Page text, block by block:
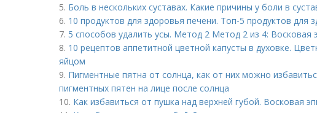
5. Боль в нескольких суставах. Какие причины у боли в
6. 10 продуктов для здоровья печени. Топ-5 продуктов для
7. 5 способов удалить усы. Метод 2 Метод 2 из 4: Восковая
8. 10 рецептов аппетитной цветной капусты в духовке.
яйцом
9. Пигментные пятна от солнца, как от них можно
пигментных пятен на лице после солнца
10. Как избавиться от пушка над верхней губой. Восковая